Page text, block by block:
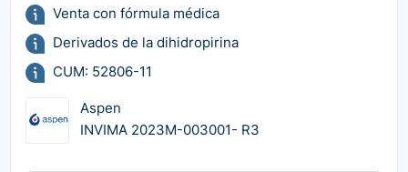
Venta con fórmula médica
Derivados de la dihidropirina
CUM: 52806-11
Aspen
INVIMA 2023M-003001- R3